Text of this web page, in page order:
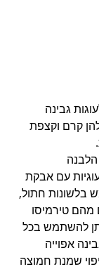
גבינה
קרם וקצפת
עם אבקת
בלשונות חתול,
מהם טירמיסו
להשתמש בכל
אפוייה
שמנת חמוצה